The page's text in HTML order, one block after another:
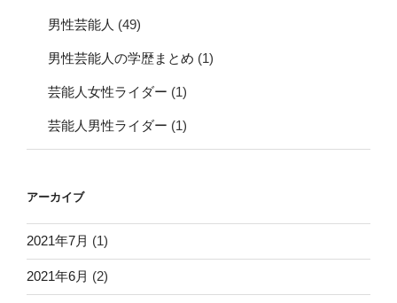
男性芸能人 (49)
男性芸能人の学歴まとめ (1)
芸能人女性ライダー (1)
芸能人男性ライダー (1)
アーカイブ
2021年7月 (1)
2021年6月 (2)